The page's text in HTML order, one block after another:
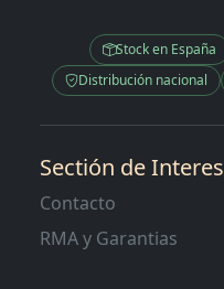
Stock en España
Distribución nacional
Sectión de Interes
Contacto
RMA y Garantias